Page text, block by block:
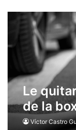
Le
de la
Víctor Castro